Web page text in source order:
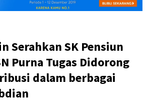
Serahkan SK Pensiun
Purna Tugas Didorong
dalam berbagai